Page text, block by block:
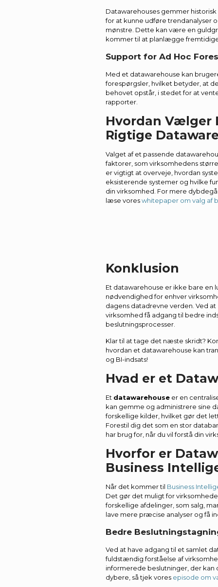
Datawarehouses gemmer
for at kunne udføre trendanalyser
mønstre. Dette kan være en
kommer til at planlægge
Support for Ad Hoc
Med et datawarehouse kan
forespørgsler, hvilket betyder, at
behovet opstår, i stedet for at
rapporter.
Hvordan Vælger
Rigtige
Valget af et passende
faktorer, som virksomhedens
er vigtigt at overveje, hvordan
eksisterende systemer og hvilke
din virksomhed. For mere
læse voreswhitepaper om valg af
Konklusion
Et datawarehouse er ikke bare en
nødvendighed for enhver
dagens datadrevne verden. Ved
virksomhed få adgang til bedre
beslutningsprocesser.
Klar til at tage det næste skridt?
hvordan et datawarehouse kan
og BI-indsats!
Hvad er et
Et datawarehouse er en
kan gemme og administrere sine
forskellige kilder, hvilket gør det
Forestil dig det som en stor
har brug for, når du vil forstå din
Hvorfor er
Business
Når det kommer til Business
Det gør det muligt for
forskellige afdelinger, som salg,
lave mere præcise analyser og få
Bedre
Ved at have adgang til et samlet
fuldstændig forståelse af
informerede beslutninger, der
dybere, så tjek vores episode om